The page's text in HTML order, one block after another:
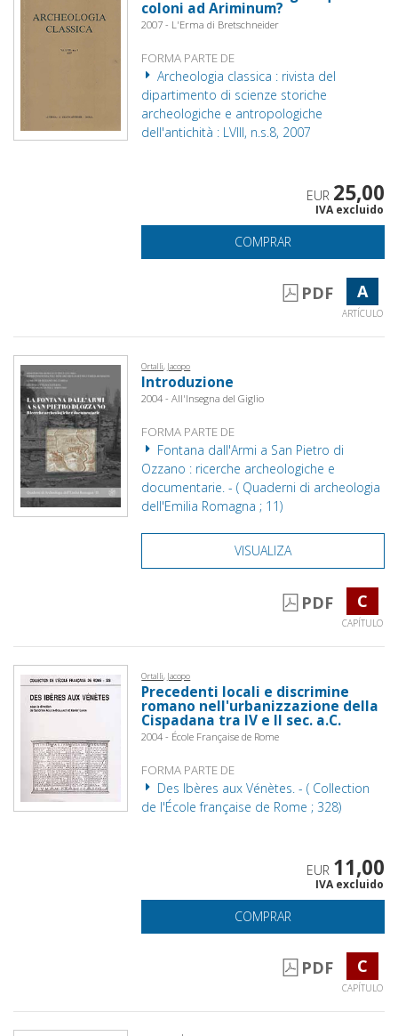
coloni ad Ariminum?
2007 - L'Erma di Bretschneider
FORMA PARTE DE
Archeologia classica : rivista del
dipartimento di scienze storiche
archeologiche e antropologiche
dell'antichità : LVIII, n.s.8, 2007
EUR 25,00
IVA excluido
COMPRAR
PDF A
ARTÍCULO
Ortalli, Jacopo
Introduzione
2004 - All'Insegna del Giglio
FORMA PARTE DE
Fontana dall'Armi a San Pietro di
Ozzano : ricerche archeologiche e
documentarie. - ( Quaderni di archeologia
dell'Emilia Romagna ; 11)
VISUALIZA
PDF C
CAPÍTULO
Ortalli, Jacopo
Precedenti locali e discrimine
romano nell'urbanizzazione della
Cispadana tra IV e II sec. a.C.
2004 - École Française de Rome
FORMA PARTE DE
Des Ibères aux Vénètes. - ( Collection
de l'École française de Rome ; 328)
EUR 11,00
IVA excluido
COMPRAR
PDF C
CAPÍTULO